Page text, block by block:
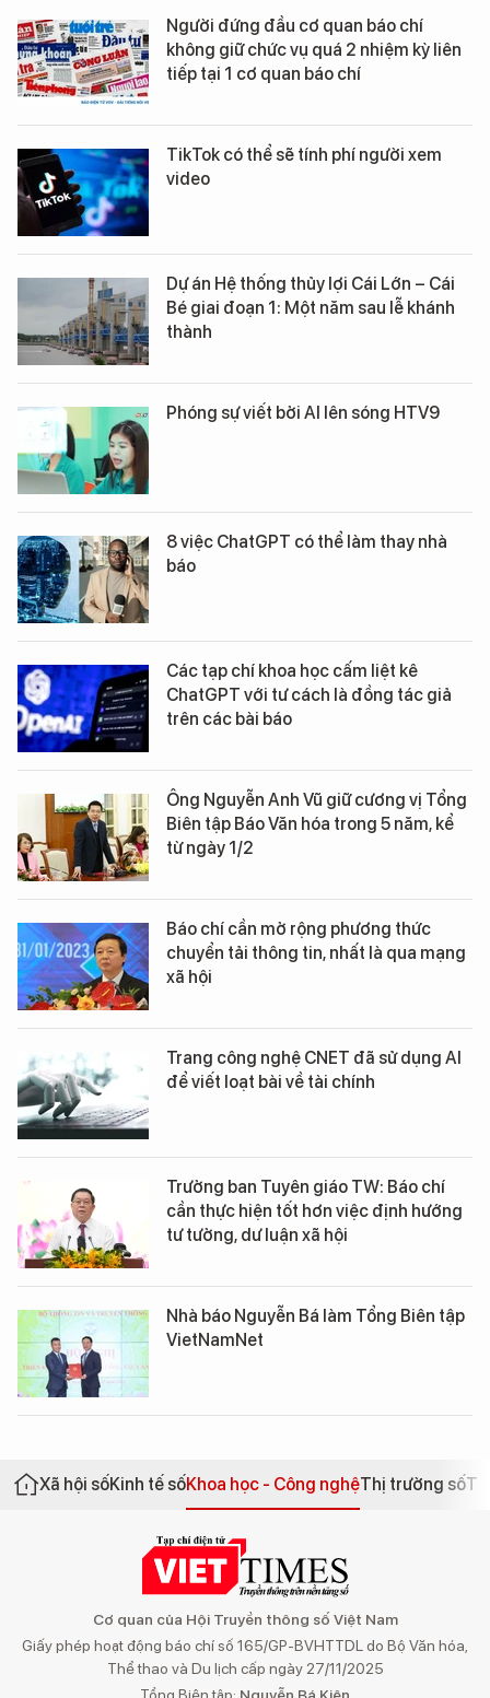
Người đứng đầu cơ quan báo chí
không giữ chức vụ quá 2 nhiệm kỳ liên
tiếp tại 1 cơ quan báo chí
TikTok có thể sẽ tính phí người xem
video
Dự án Hệ thống thủy lợi Cái Lớn – Cái
Bé giai đoạn 1: Một năm sau lễ khánh
thành
Phóng sự viết bởi AI lên sóng HTV9
8 việc ChatGPT có thể làm thay nhà
báo
Các tạp chí khoa học cấm liệt kê
ChatGPT với tư cách là đồng tác giả
trên các bài báo
Ông Nguyễn Anh Vũ giữ cương vị Tổng
Biên tập Báo Văn hóa trong 5 năm, kể
từ ngày 1/2
Báo chí cần mở rộng phương thức
chuyển tải thông tin, nhất là qua mạng
xã hội
Trang công nghệ CNET đã sử dụng AI
để viết loạt bài về tài chính
Trưởng ban Tuyên giáo TW: Báo chí
cần thực hiện tốt hơn việc định hướng
tư tưởng, dư luận xã hội
Nhà báo Nguyễn Bá làm Tổng Biên tập
VietNamNet
Xã hội sốKinh tế sốKhoa học - Công nghệThị trường số
Cơ quan của Hội Truyền thông số Việt Nam
Giấy phép hoạt động báo chí số 165/GP-BVHTTDL do Bộ Văn hóa,
Thể thao và Du lịch cấp ngày 27/11/2025